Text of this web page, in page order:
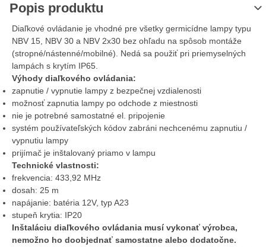
Popis produktu
Diaľkové ovládanie je vhodné pre všetky germicídne lampy typu
NBV 15, NBV 30 a NBV 2x30 bez ohľadu na spôsob montáže
(stropné/nástenné/mobilné). Nedá sa použiť pri priemyselných
lampách s krytím IP65.
Výhody diaľkového ovládania:
zapnutie / vypnutie lampy z bezpečnej vzdialenosti
možnosť zapnutia lampy po odchode z miestnosti
nie je potrebné samostatné el. pripojenie
systém používateľských kódov zabráni nechcenému zapnutiu /
vypnutiu lampy
prijímač je inštalovaný priamo v lampu
Technické vlastnosti:
frekvencia: 433,92 MHz
dosah: 25 m
napájanie: batéria 12V, typ A23
stupeň krytia: IP20
Inštaláciu diaľkového ovládania musí vykonať výrobca,
nemožno ho doobjednať samostatne alebo dodatočne.